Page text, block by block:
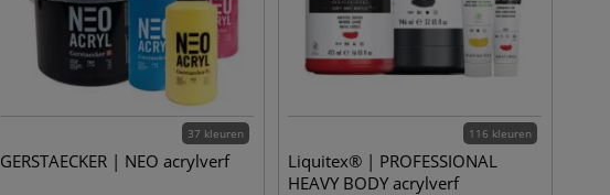
37 kleuren
GERSTAECKER | NEO acrylverf
116 kleuren
Liquitex® | PROFESSIONAL
HEAVY BODY acrylverf